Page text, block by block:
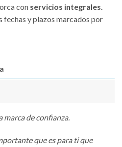
con servicios integrales.
fechas y plazos marcados por
marca de confianza.
que es para ti que